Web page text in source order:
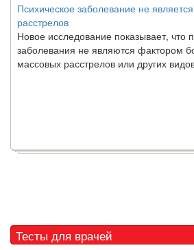
Психическое заболевание не
расстрелов
Новое исследование показывает, что
заболевания не являются фактором
массовых расстрелов или других
Тесты для врачей